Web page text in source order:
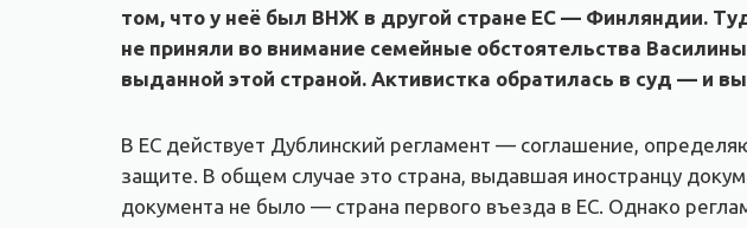
том, что у неё был ВНЖ в другой стране ЕС — Финляндии.
не приняли во внимание семейные обстоятельства
выданной этой страной. Активистка обратилась в суд — и
В ЕС действует Дублинский регламент — соглашение,
защите. В общем случае это страна, выдавшая иностранцу
документа не было — страна первого въезда в ЕС. Однако